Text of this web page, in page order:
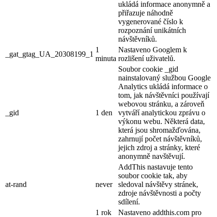
ukládá informace anonymně a
přiřazuje náhodně
vygenerované číslo k
rozpoznání unikátních
návštěvníků.
_gat_gtag_UA_20308199_1
1
minuta
Nastaveno Googlem k
rozlišení uživatelů.
_gid 1 den
Soubor cookie _gid
nainstalovaný službou Google
Analytics ukládá informace o
tom, jak návštěvníci používají
webovou stránku, a zároveň
vytváří analytickou zprávu o
výkonu webu. Některá data,
která jsou shromažďována,
zahrnují počet návštěvníků,
jejich zdroj a stránky, které
anonymně navštěvují.
at-rand never
AddThis nastavuje tento
soubor cookie tak, aby
sledoval návštěvy stránek,
zdroje návštěvnosti a počty
sdílení.
1 rok
Nastaveno addthis.com pro